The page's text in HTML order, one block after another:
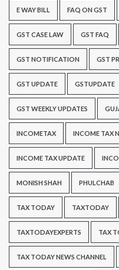
E WAY BILL FAQ ON GST
GST CASE LAW GST FAQ
GST NOTIFICATION GST
GST UPDATE GSTUPDATE
GST WEEKLY UPDATES
INCOMETAX INCOME TAX
INCOME TAX UPDATE
MONISH SHAH PHULCHAB
TAX TODAY TAXTODAY
TAXTODAYEXPERTS TAX
TAX TODAY NEWS CHANNEL